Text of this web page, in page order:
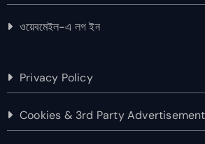
ওয়েবমেইল-এ লগ ইন
Privacy Policy
Cookies & 3rd Party